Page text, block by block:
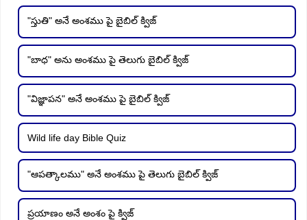
"స్తుతి" అనే అంశము పై బైబిల్ క్విజ్
"బాధ" అను అంశము పై తెలుగు బైబిల్ క్విజ్
"విజ్ఞాపన" అనే అంశము పై బైబిల్ క్విజ్
Wild life day Bible Quiz
"ఆపత్కాలము" అనే అంశము పై తెలుగు బైబిల్ క్విజ్
ప్రయాణం అనే అంశం పై క్విజ్